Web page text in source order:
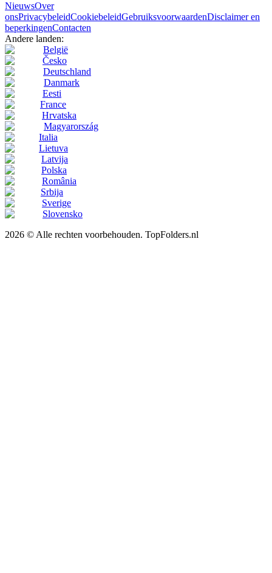
NieuwsOver
onsPrivacybeleidCookiebeleidGebruiksvoorwaardenDisclaimer en
beperkingenContacten
Andere landen:
België
Česko
Deutschland
Danmark
Eesti
France
Hrvatska
Magyarország
Italia
Lietuva
Latvija
Polska
România
Srbija
Sverige
Slovensko
2026 © Alle rechten voorbehouden. TopFolders.nl